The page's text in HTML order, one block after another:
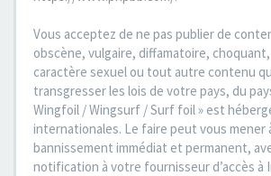
Vous acceptez de ne pas publier de
obscène, vulgaire, diffamatoire,
caractère sexuel ou tout autre contenu
transgresser les lois de votre pays, du
Wingfoil / Wingsurf / Surf foil » est
internationales. Le faire peut vous mener
bannissement immédiat et permanent,
notification à votre fournisseur d’accès à